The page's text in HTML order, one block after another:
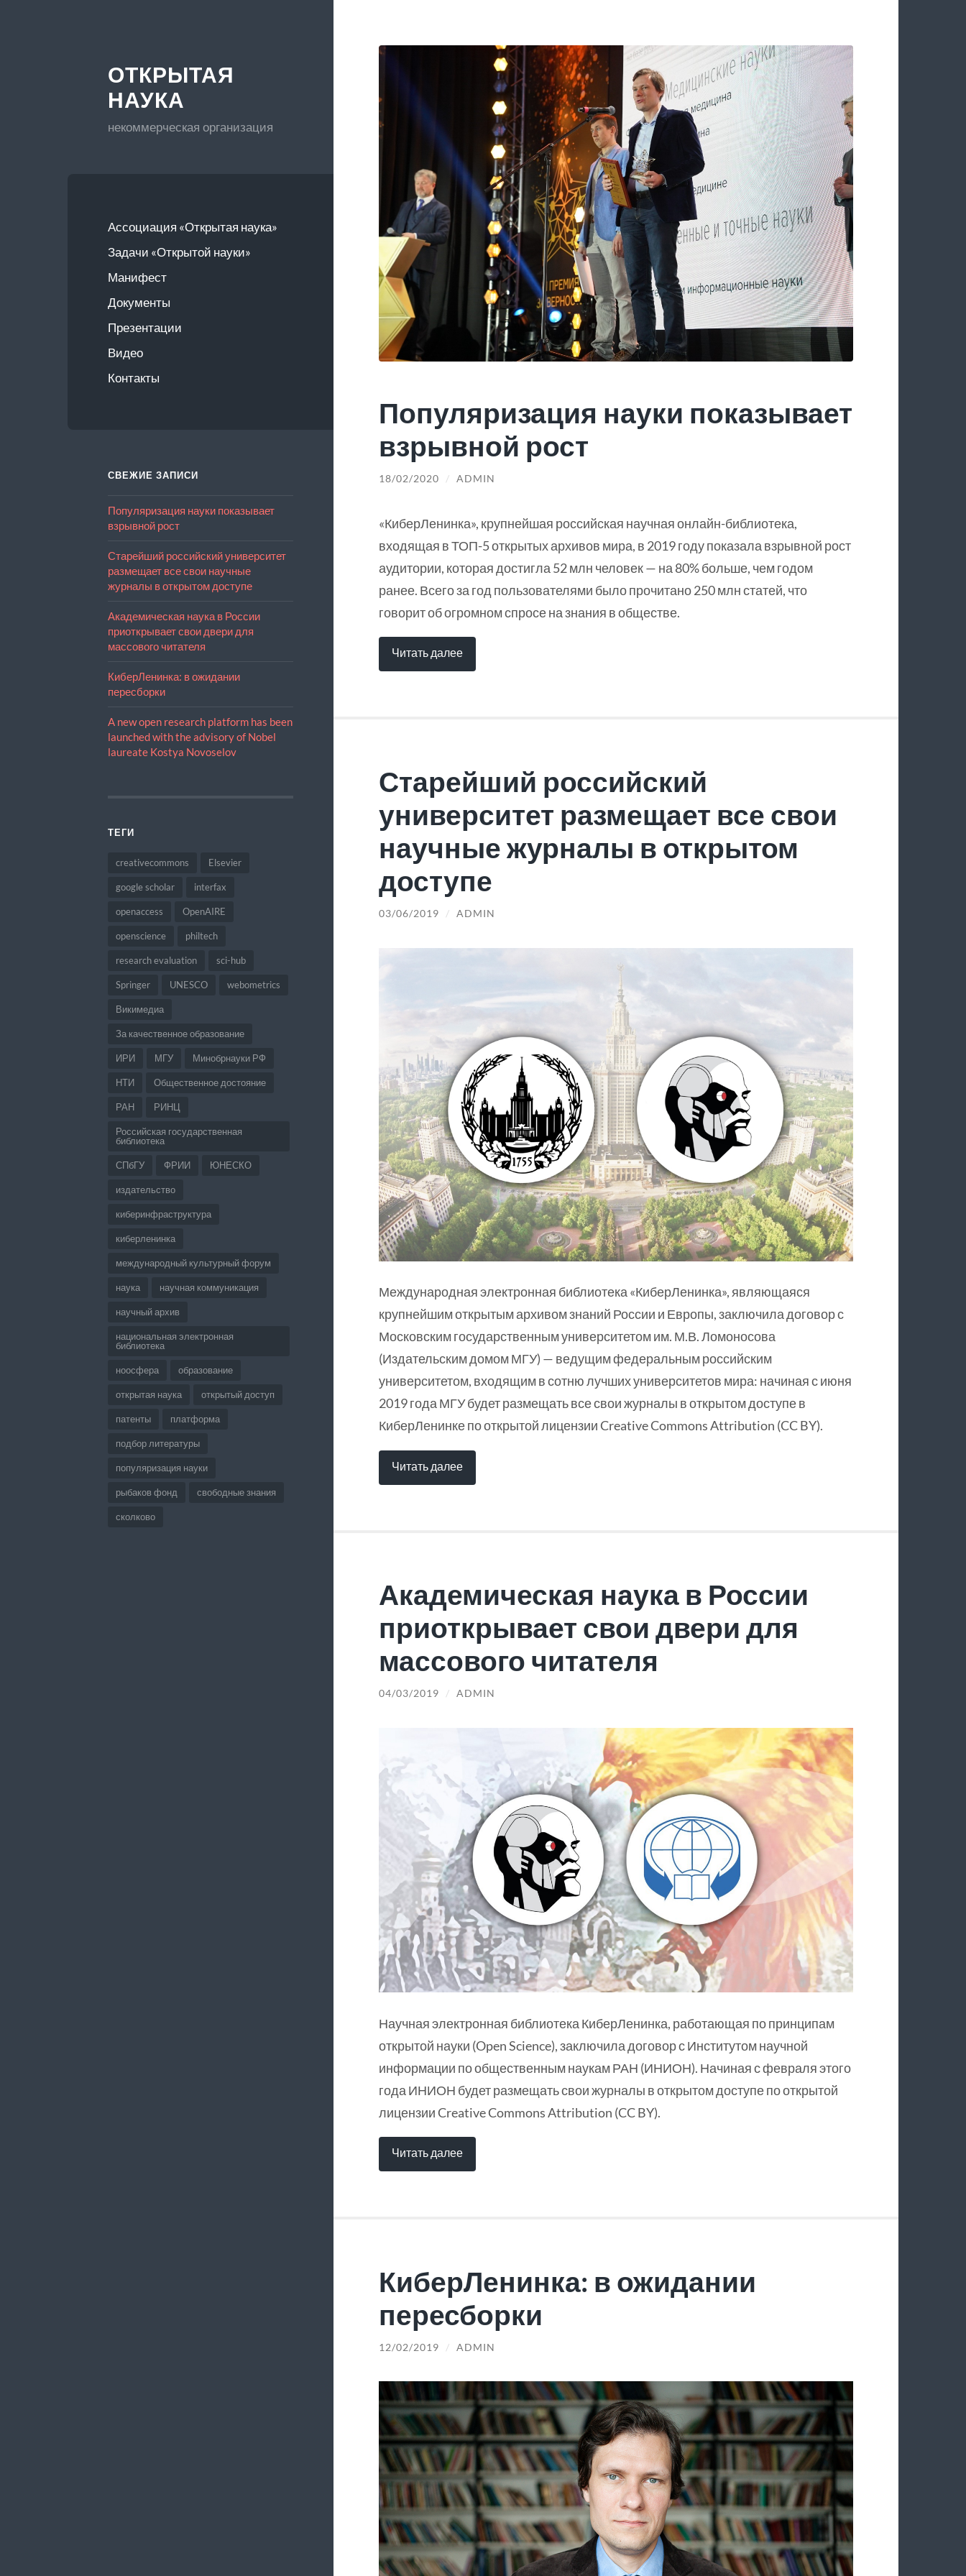
ОТКРЫТАЯ
НАУКА
некоммерческая организация
Ассоциация «Открытая наука»
Задачи «Открытой науки»
Манифест
Документы
Презентации
Видео
Контакты
СВЕЖИЕ ЗАПИСИ
Популяризация науки показывает
взрывной рост
Старейший российский университет
размещает все свои научные
журналы в открытом доступе
Академическая наука в России
приоткрывает свои двери для
массового читателя
КиберЛенинка: в ожидании
пересборки
A new open research platform has been
launched with the advisory of Nobel
laureate Kostya Novoselov
ТЕГИ
creativecommons Elsevier
google scholar interfax
openaccess OpenAIRE
openscience philtech
research evaluation sci-hub
Springer UNESCO webometrics
Викимедиа
За качественное образование
ИРИ МГУ Минобрнауки РФ
НТИ Общественное достояние
РАН РИНЦ
Российская государственная
библиотека
СПбГУ ФРИИ ЮНЕСКО
издательство
киберинфраструктура
киберленинка
международный культурный форум
наука научная коммуникация
научный архив
национальная электронная
библиотека
ноосфера образование
открытая наука открытый доступ
патенты платформа
подбор литературы
популяризация науки
рыбаков фонд свободные знания
сколково
Популяризация науки показывает
взрывной рост
18/02/2020 / ADMIN
«КиберЛенинка», крупнейшая российская научная онлайн-библиотека,
входящая в ТОП-5 открытых архивов мира, в 2019 году показала взрывной рост
аудитории, которая достигла 52 млн человек — на 80% больше, чем годом
ранее. Всего за год пользователями было прочитано 250 млн статей, что
говорит об огромном спросе на знания в обществе.
Читать далее
Старейший российский
университет размещает все свои
научные журналы в открытом
доступе
03/06/2019 / ADMIN
Международная электронная библиотека «КиберЛенинка», являющаяся
крупнейшим открытым архивом знаний России и Европы, заключила договор с
Московским государственным университетом им. М.В. Ломоносова
(Издательским домом МГУ) — ведущим федеральным российским
университетом, входящим в сотню лучших университетов мира: начиная с июня
2019 года МГУ будет размещать все свои журналы в открытом доступе в
КиберЛенинке по открытой лицензии Creative Commons Attribution (CC BY).
Читать далее
Академическая наука в России
приоткрывает свои двери для
массового читателя
04/03/2019 / ADMIN
Научная электронная библиотека КиберЛенинка, работающая по принципам
открытой науки (Open Science), заключила договор с Институтом научной
информации по общественным наукам РАН (ИНИОН). Начиная с февраля этого
года ИНИОН будет размещать свои журналы в открытом доступе по открытой
лицензии Creative Commons Attribution (CC BY).
Читать далее
КиберЛенинка: в ожидании
пересборки
12/02/2019 / ADMIN